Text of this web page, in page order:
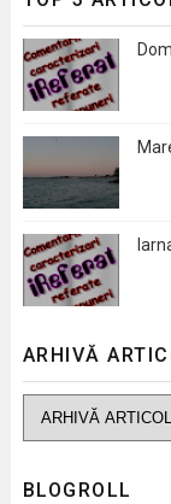
ARHIVĂ
BLOGROLL